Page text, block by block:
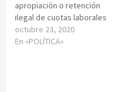
apropiación o retención
ilegal de cuotas laborales
octubre 23, 2020
En «POLÍTICA»